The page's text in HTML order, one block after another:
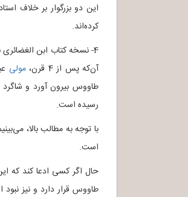
این دو بزرگوار بر خلاف
کرده‌اند.
4- نسخه کتاب ابن
آن‌که پس از 4 قرن،
مولی
طاووس بیرون آورد و شاگرد
رسیده است.
با توجه به مطالب بالا،
است.
حال اگر کسی ادعا کند که
طاووس قرار دارد و نیز